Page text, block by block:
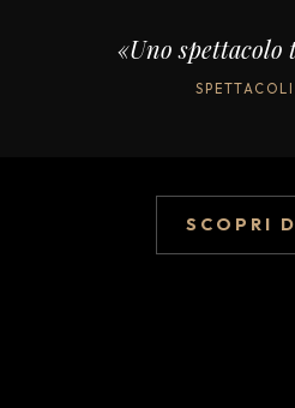
«Uno spettacolo
SCOPRI